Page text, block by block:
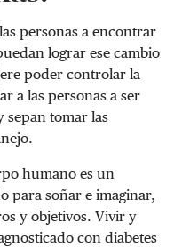
personas a encontrar
lograr ese cambio
poder controlar la
a las personas a ser
sepan tomar las
humano es un
para soñar e imaginar,
y objetivos. Vivir y
con diabetes